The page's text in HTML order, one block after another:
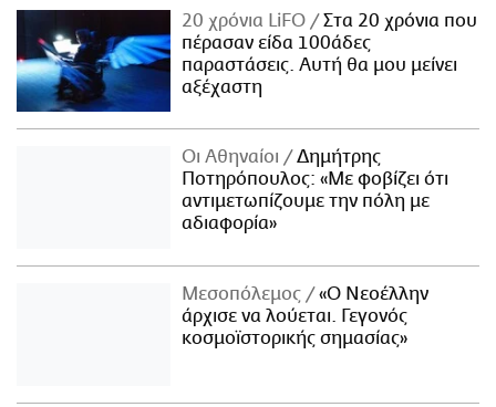
20 χρόνια LiFO
Στα 20 χρόνια που
πέρασαν είδα 100άδες
παραστάσεις. Αυτή θα μου μείνει
αξέχαστη
Οι Αθηναίοι
Δημήτρης
Ποτηρόπουλος: «Με φοβίζει ότι
αντιμετωπίζουμε την πόλη με
αδιαφορία»
Μεσοπόλεμος
«Ο Νεοέλλην
άρχισε να λούεται. Γεγονός
κοσμοϊστορικής σημασίας»